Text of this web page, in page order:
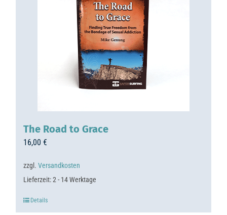
The Road to Grace
16,00 €
zzgl. Versandkosten
Lieferzeit:2 - 14 Werktage
Details